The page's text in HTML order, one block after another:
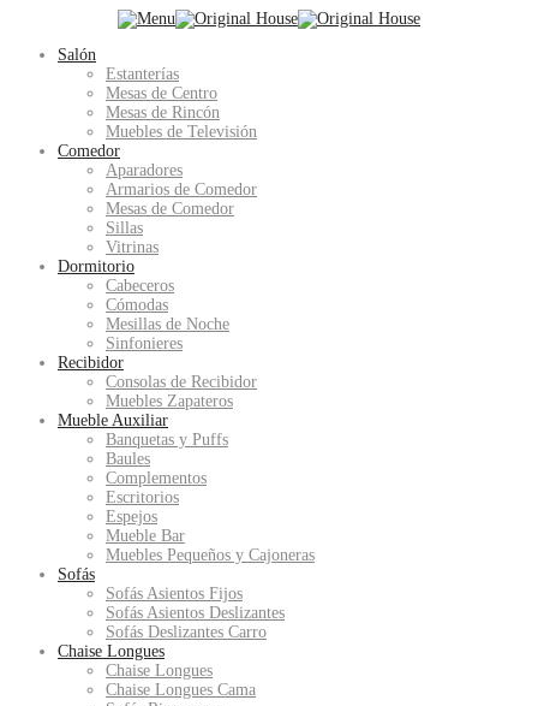
Salón
Estanterías
Mesas de Centro
Mesas de Rincón
Muebles de Televisión
Comedor
Aparadores
Armarios de Comedor
Mesas de Comedor
Sillas
Vitrinas
Dormitorio
Cabeceros
Cómodas
Mesillas de Noche
Sinfonieres
Recibidor
Consolas de Recibidor
Muebles Zapateros
Mueble Auxiliar
Banquetas y Puffs
Baules
Complementos
Escritorios
Espejos
Mueble Bar
Muebles Pequeños y Cajoneras
Sofás
Sofás Asientos Fijos
Sofás Asientos Deslizantes
Sofás Deslizantes Carro
Chaise Longues
Chaise Longues
Chaise Longues Cama